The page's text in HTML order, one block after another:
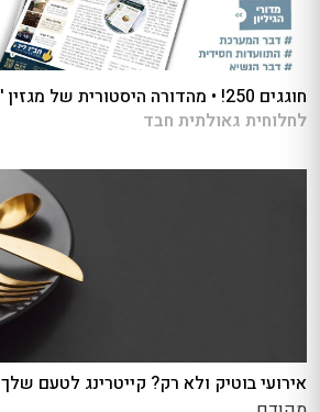
חוגגים 250! • מהדורה היסטורית של מגזין 'לחלוחית חסידית'
לחלוחית גאולתית חבד
אירועי בוטיק ולא רק? קייטרינג לטעם שלך